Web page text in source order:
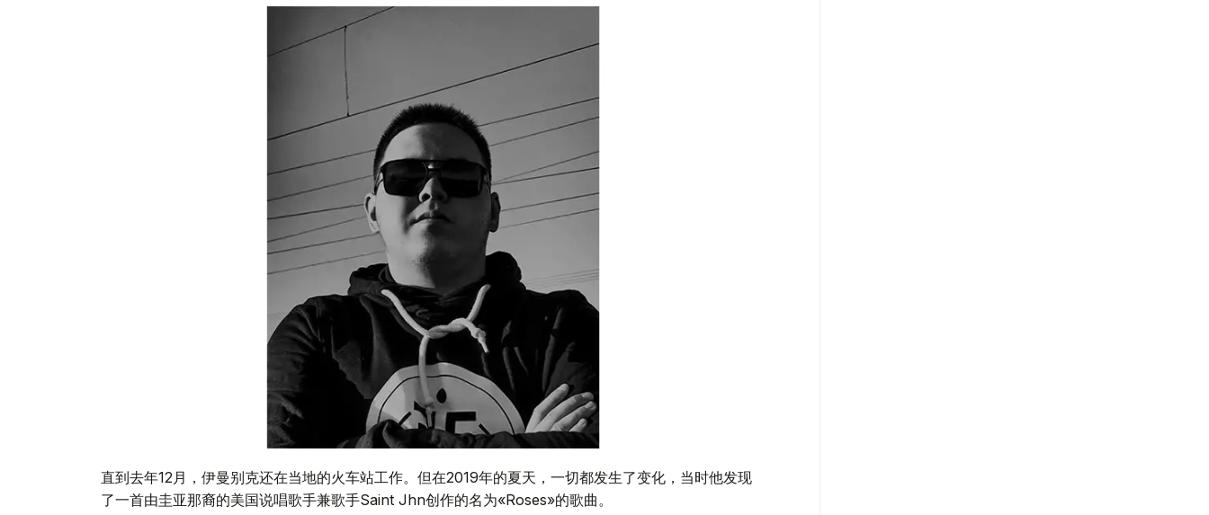
直到去年12月，伊曼别克还在当地的火车站工作。但在2019年的夏天，一切都发生了变化，当时他发现
了一首由圭亚那裔的美国说唱歌手兼歌手Saint Jhn创作的名为«Roses»的歌曲。